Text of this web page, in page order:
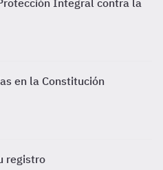
Integral contra la
en la Constitución
registro